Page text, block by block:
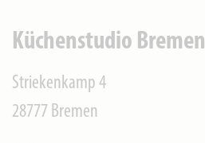
Küchenstudio Bremen
Striekenkamp 4
28777 Bremen